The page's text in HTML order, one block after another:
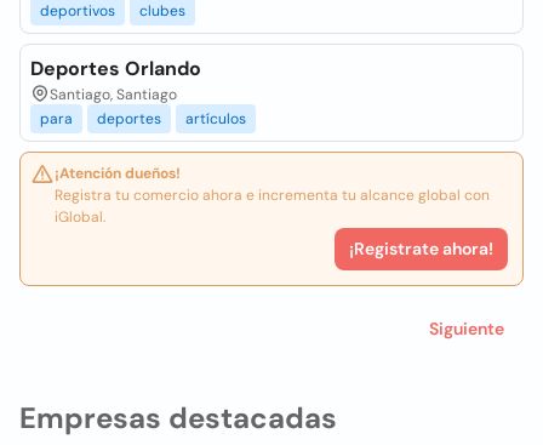
Empresas destacadas
deportivos
clubes
Deportes Orlando
Santiago, Santiago
para
deportes artículos
¡Atención dueños!
Registra tu comercio ahora e incrementa tu alcance global con
iGlobal.
¡Registrate ahora!
Siguiente